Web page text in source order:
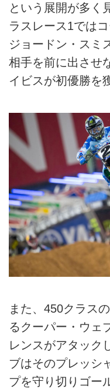
という展開が多く
ラスレース1では
ジョードン・スミ
相手を前に出させ
イビスが初優勝を
また、450クラス
るクーパー・ウェ
レンスがアタック
ブはそのプレッシ
プを守り切りゴー